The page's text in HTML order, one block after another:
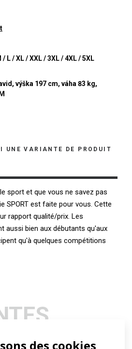
des cookies
/ L / XL / XXL / 3XL / 4XL / 5XL
výška 197 cm, váha 83 kg,
UNE VARIANTE DE PRODUIT
sport et que vous ne savez pas
SPORT est faite pour vous. Cette
rapport qualité/prix. Les
aussi bien aux débutants qu'aux
qu'à quelques compétitions